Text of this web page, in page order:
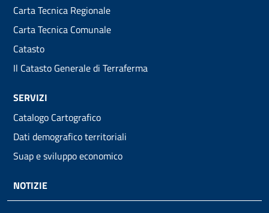
Carta Tecnica Regionale
Carta Tecnica Comunale
Catasto
Il Catasto Generale di Terraferma
SERVIZI
Catalogo Cartografico
Dati demografico territoriali
Suap e sviluppo economico
NOTIZIE